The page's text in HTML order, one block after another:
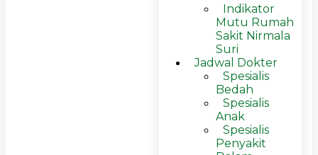
Indikator
Mutu Rumah
Sakit Nirmala
Suri
Jadwal Dokter
Spesialis
Bedah
Spesialis
Anak
Spesialis
Penyakit